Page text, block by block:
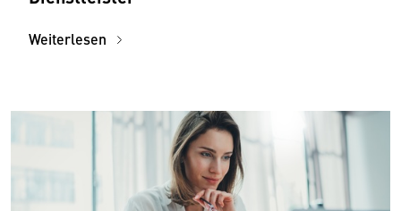
Weiterlesen